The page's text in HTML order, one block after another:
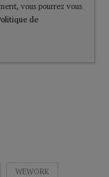
vous pourrez vous
de
WEWORK